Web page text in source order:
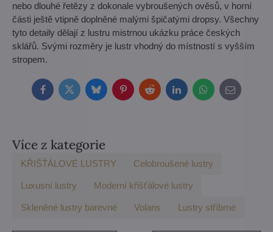
nebo dlouhé řetězy z dokonale vybroušených ověsů, v horní
části ještě vtipně doplněné malými špičatými dropsy. Všechny
tyto detaily dělají z lustru mistrnou ukázku práce českých
sklářů. Svými rozměry je lustr vhodný do místností s vyšším
stropem.
FacebookTwitterBlueskyPinterestRedditLinkedInWhatsApp
E-
mail
Více z kategorie
KŘIŠŤÁLOVÉ LUSTRY Celobroušené lustry
Luxusní lustry Moderní křišťálové lustry
Skleněné lustry barevné Volans Lustry stříbrné